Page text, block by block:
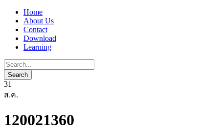
Home
About Us
Contact
Download
Learning
31
ส.ค.
120021360